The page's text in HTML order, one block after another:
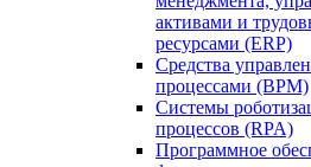
активами и
ресурсами (ERP)
Средства
процессами (BPM)
Системы
процессов (RPA)
Программное